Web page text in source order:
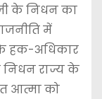
के निधन का
में
के हक-अधिकार
निधन राज्य के
आत्मा को